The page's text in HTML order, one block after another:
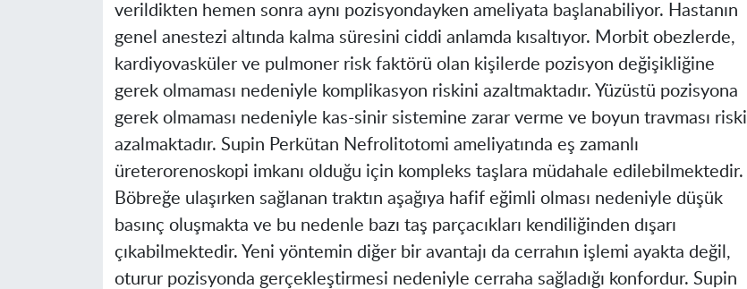
verildikten hemen sonra aynı pozisyondayken ameliyata başlanabiliyor. Hastanın
genel anestezi altında kalma süresini ciddi anlamda kısaltıyor. Morbit obezlerde,
kardiyovasküler ve pulmoner risk faktörü olan kişilerde pozisyon değişikliğine
gerek olmaması nedeniyle komplikasyon riskini azaltmaktadır. Yüzüstü pozisyona
gerek olmaması nedeniyle kas-sinir sistemine zarar verme ve boyun travması riski
azalmaktadır. Supin Perkütan Nefrolitotomi ameliyatında eş zamanlı
üreterorenoskopi imkanı olduğu için kompleks taşlara müdahale edilebilmektedir.
Böbreğe ulaşırken sağlanan traktın aşağıya hafif eğimli olması nedeniyle düşük
basınç oluşmakta ve bu nedenle bazı taş parçacıkları kendiliğinden dışarı
çıkabilmektedir. Yeni yöntemin diğer bir avantajı da cerrahın işlemi ayakta değil,
oturur pozisyonda gerçekleştirmesi nedeniyle cerraha sağladığı konfordur. Supin